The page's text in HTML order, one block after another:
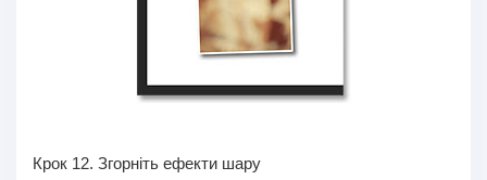
Крок 12. Згорніть ефекти шару